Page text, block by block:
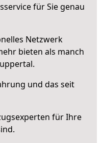
für Sie genau
Netzwerk
bieten als manch
und das seit
für Ihre